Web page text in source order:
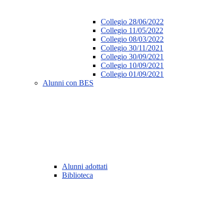
Collegio 28/06/2022
Collegio 11/05/2022
Collegio 08/03/2022
Collegio 30/11/2021
Collegio 30/09/2021
Collegio 10/09/2021
Collegio 01/09/2021
Alunni con BES
Alunni adottati
Biblioteca